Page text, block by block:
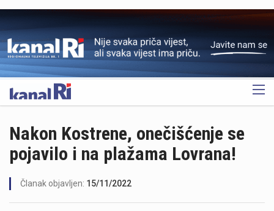
OGLAS
Nakon Kostrene, onečišćenje se
pojavilo i na plažama Lovrana!
Članak objavljen: 15/11/2022